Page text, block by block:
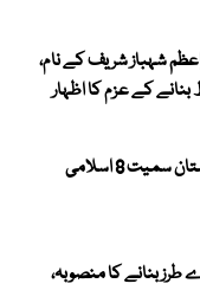
شہباز شریف کے نام،
کے عزم کا اظہار
غزہ میں اسرائیلی کارروائیوں پر پاکستان سمیت 8 اسلامی
طرز بنانے کا منصوبہ،